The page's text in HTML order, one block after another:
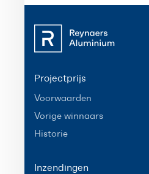
Projectprijs
Voorwaarden
Vorige winnaars
Historie
Inzendingen